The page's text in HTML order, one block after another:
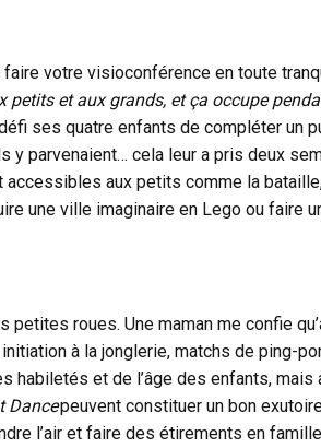
votre visioconférence en toute
et aux grands, et ça occupe
ses quatre enfants de compléter un
y parvenaient… cela leur a pris deux
aux petits comme la
une ville imaginaire en Lego ou faire
roues. Une maman me confie
à la jonglerie, matchs de ping-
habiletés et de l’âge des enfants, mais
Dancepeuvent constituer un bon
l’air et faire des étirements en